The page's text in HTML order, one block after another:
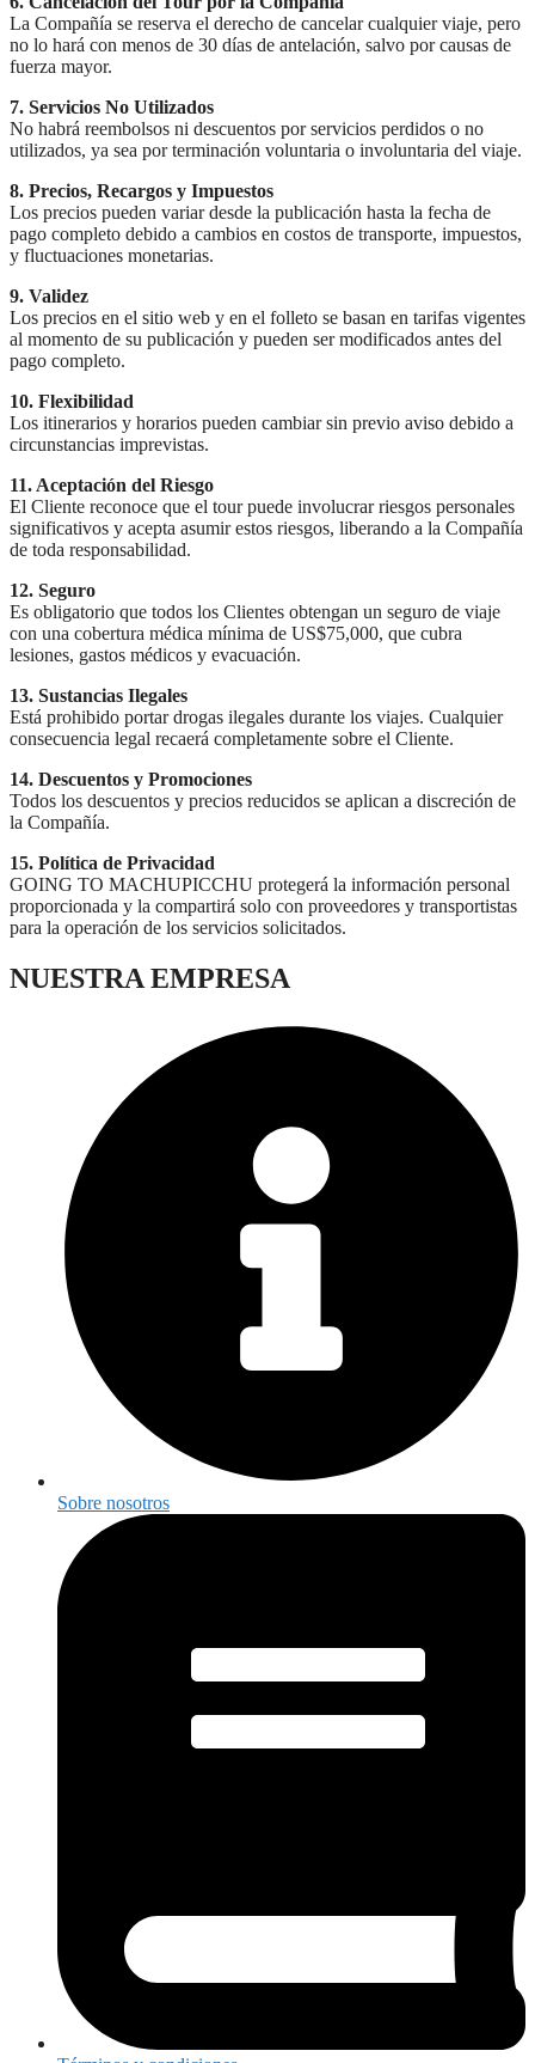
La Compañía se reserva el derecho de cancelar cualquier viaje, pero
no lo hará con menos de 30 días de antelación, salvo por causas de
fuerza mayor.
7. Servicios No Utilizados
No habrá reembolsos ni descuentos por servicios perdidos o no
utilizados, ya sea por terminación voluntaria o involuntaria del viaje.
8. Precios, Recargos y Impuestos
Los precios pueden variar desde la publicación hasta la fecha de
pago completo debido a cambios en costos de transporte, impuestos,
y fluctuaciones monetarias.
9. Validez
Los precios en el sitio web y en el folleto se basan en tarifas vigentes
al momento de su publicación y pueden ser modificados antes del
pago completo.
10. Flexibilidad
Los itinerarios y horarios pueden cambiar sin previo aviso debido a
circunstancias imprevistas.
11. Aceptación del Riesgo
El Cliente reconoce que el tour puede involucrar riesgos personales
significativos y acepta asumir estos riesgos, liberando a la Compañía
de toda responsabilidad.
12. Seguro
Es obligatorio que todos los Clientes obtengan un seguro de viaje
con una cobertura médica mínima de US$75,000, que cubra
lesiones, gastos médicos y evacuación.
13. Sustancias Ilegales
Está prohibido portar drogas ilegales durante los viajes. Cualquier
consecuencia legal recaerá completamente sobre el Cliente.
14. Descuentos y Promociones
Todos los descuentos y precios reducidos se aplican a discreción de
la Compañía.
15. Política de Privacidad
GOING TO MACHUPICCHU protegerá la información personal
proporcionada y la compartirá solo con proveedores y transportistas
para la operación de los servicios solicitados.
NUESTRA EMPRESA
Sobre nosotros